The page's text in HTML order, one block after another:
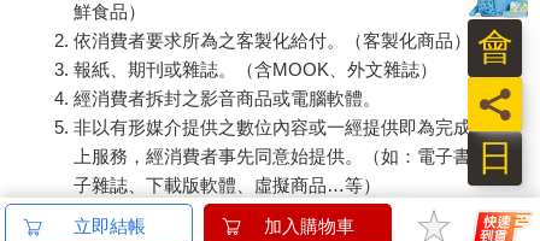
九。」我沒告訴他不是所有的委託結果都是正面的，但我結案
「不過我覺得她以前可能和那位傑克森聊過，或許他認得她。」
嗯……耐人尋味，所以出軌的可能不是她，而是他。「她來這裡
委託案件？」
「嗯，或許……我本來要請他查查。」
「唔……我們不會透露客戶的資料，但如果我能找到她來這裡的
原因，可能會有幫助。」我一邊說，一邊轉向電腦，輸入那個女
人的名字，沒有任何搜索結果，但在我來之前，負責資料建檔的
鮮食品）
依消費者要求所為之客製化給付。（客製化商品）
報紙、期刊或雜誌。（含MOOK、外文雜誌）
經消費者拆封之影音商品或電腦軟體。
非以有形媒介提供之數位內容或一經提供即為完成之線
上服務，經消費者事先同意始提供。（如：電子書、電
子雜誌、下載版軟體、虛擬商品…等）
已拆封之個人衛生用品。（如：內衣褲、刮鬍刀、除毛
立即結帳 加入購物車
日
員
會